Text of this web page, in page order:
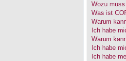
Wozu
Was ist
Warum
Ich habe
Warum
Ich habe
Ich habe